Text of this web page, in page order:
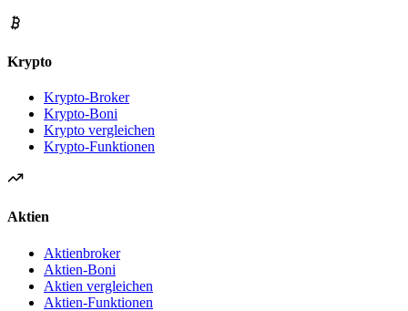
Krypto
Krypto-Broker
Krypto-Boni
Krypto vergleichen
Krypto-Funktionen
Aktien
Aktienbroker
Aktien-Boni
Aktien vergleichen
Aktien-Funktionen